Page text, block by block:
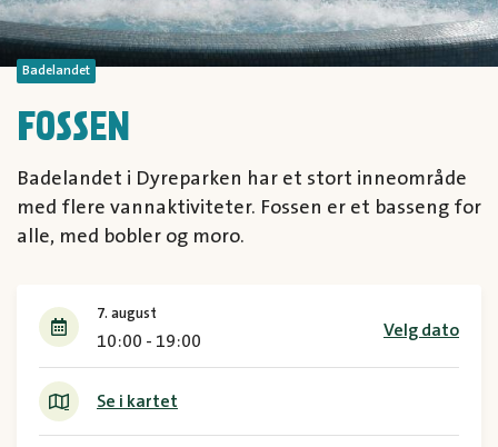
Badelandet
FOSSEN
Badelandet i Dyreparken har et stort inneområde
med flere vannaktiviteter. Fossen er et basseng for
alle, med bobler og moro.
7. august
10:00 - 19:00
Velg dato
Se i kartet